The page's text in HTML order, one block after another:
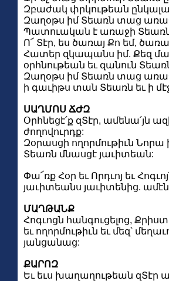
Զբաժակ փրկութեան
Զաղօթս իմ Տեառն տաց
Պատուական է առաջի Տեառն
Ո՜ Տէր, ես ծառայ Քո եմ,
Հատեր զկապանս իմ. Քեզ
օրհնութեան եւ զանուն
Զաղօթս իմ Տեառն տաց
ի գաւիթս տան Տեառն եւ ի
ՍԱՂՄՈՍ ՃԺԶ
Օրհնեցէ՛ք զՏէր, ամենա՛յն
ժողովուրդք:
Զօրասցի ողորմութիւն Նորա
Տեառն մնասցէ յաւիտեան:
Փա՜ռք Հօր եւ Որդւոյ եւ
յաւիտեանս յաւիտենից.
ՄԱՂԹԱՆՔ
Հոգւոցն հանգուցելոց,
եւ ողորմութիւն եւ մեզ՝
յանցանաց:
ՔԱՐՈԶ
Եւ եւս խաղաղութեան զՏէր